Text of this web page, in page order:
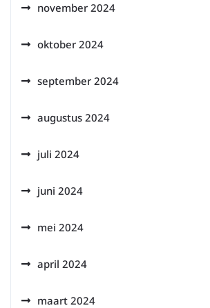
november 2024
oktober 2024
september 2024
augustus 2024
juli 2024
juni 2024
mei 2024
april 2024
maart 2024